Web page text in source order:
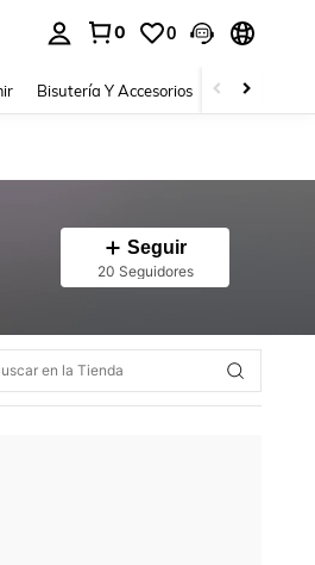
0 0
Bisutería Y Accesorios Zapatos
Seguir
20 Seguidores